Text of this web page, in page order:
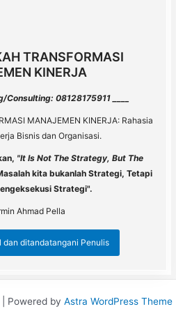
TRANSFORMASI
KINERJA
Consulting: 08128175911 ____
MANAJEMEN KINERJA: Rahasia
Bisnis dan Organisasi.
"It Is Not The Strategy, But The
kita bukanlah Strategi, Tetapi
Strategi".
Ahmad Pella
dan ditandatangani Penulis
Powered by Astra WordPress Theme